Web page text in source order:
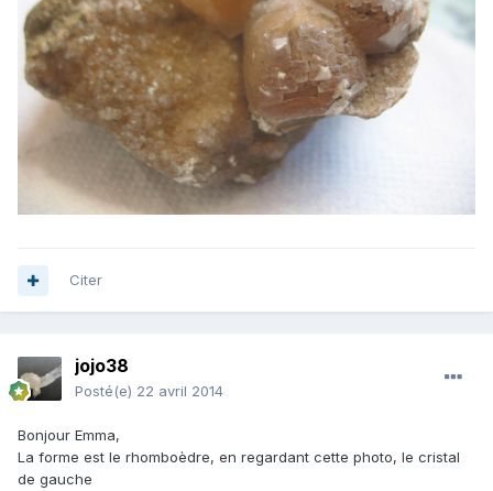
Citer
jojo38
Posté(e) 22 avril 2014
Bonjour Emma,
La forme est le rhomboèdre, en regardant cette photo, le cristal
de gauche